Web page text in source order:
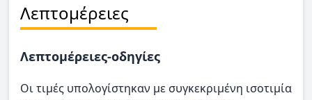
Λεπτομέρειες
Λεπτομέρειες-οδηγίες
Οι τιμές υπολογίστηκαν με συγκεκριμένη ισοτιμία